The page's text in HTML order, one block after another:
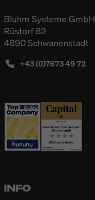
Bluhm Systeme GmbH
Rüstorf 82
4690 Schwanenstadt
+43 (0)7673 49 72
INFO